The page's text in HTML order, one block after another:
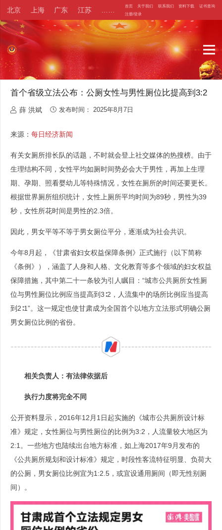
北京 上海 广东 江苏 首页 关于我们 联系我们 资料下载
证书查询
注册/登录
首个省级立法公布：公厕女性与男性厕位比提高到3:2
薛 洪斌 发布时间：2025年8月7日
来源： 每日经济新闻
有关女厕所排长队的话题，不时就会登上社交媒体的热搜榜。由于
生理结构不同，女性平均如厕时间势必会大于男性，再加上生理
期、孕期、照看婴幼儿等特殊情况，女性在厕所的时间还要更长。
根据世界厕所组织统计，女性上厕所平均时间为89秒，男性为39
秒，女性所花时间是男性的2.3倍。
因此，男女平等不等于男女厕位平分，逐渐成为社会共识。
今年8月起，《甘肃省妇女权益保障条例》正式施行（以下简称
《条例》），涵盖了人身和人格、文化教育等多个领域的妇女权益
保障措施，其中第二十一条较为引人瞩目：“城市公共厕所女性厕
位与男性厕位比例应当提高到3∶2，人流集中的场所比例应当提高
到2∶1”。这一规定也使甘肃成为全国首个以地方立法形式明确公厕
男女厕位比例的省份。
相关负责人：有法律依据后
执行力度将完全不同
公开资料显示，2016年12月1日起实施的《城市公共厕所设计标
准》规定，女性厕位与男性厕位的比例为3:2，人流量较大地区为
2:1。一些地方也陆续出台地方标准，如上海2017年9月发布的
《公共厕所规划和设计标准》规定，时段性客流特征明显、负荷大
的公厕，男女厕位比例宜为1:2.5，或宜设通用厕间（即无性别厕
间）。